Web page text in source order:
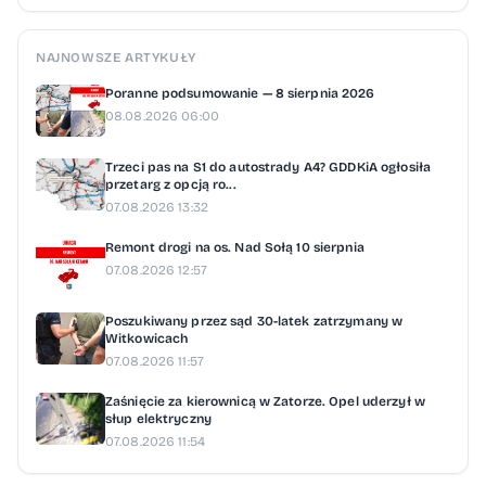
NAJNOWSZE ARTYKUŁY
Poranne podsumowanie — 8 sierpnia 2026
08.08.2026 06:00
Trzeci pas na S1 do autostrady A4? GDDKiA ogłosiła
przetarg z opcją ro...
07.08.2026 13:32
Remont drogi na os. Nad Sołą 10 sierpnia
07.08.2026 12:57
Poszukiwany przez sąd 30-latek zatrzymany w
Witkowicach
07.08.2026 11:57
Zaśnięcie za kierownicą w Zatorze. Opel uderzył w
słup elektryczny
07.08.2026 11:54